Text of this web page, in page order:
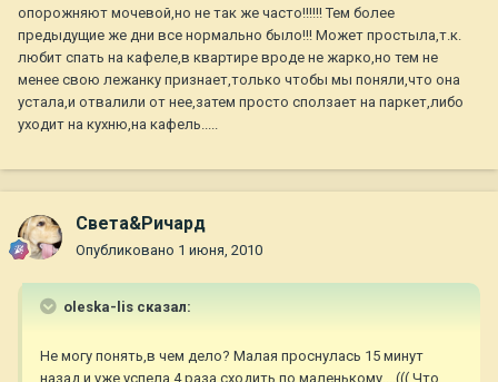
опорожняют мочевой,но не так же часто!!!!!! Тем более
предыдущие же дни все нормально было!!! Может простыла,т.к.
любит спать на кафеле,в квартире вроде не жарко,но тем не
менее свою лежанку признает,только чтобы мы поняли,что она
устала,и отвалили от нее,затем просто сползает на паркет,либо
уходит на кухню,на кафель.....
Света&Ричард
Опубликовано 1 июня, 2010
oleska-lis сказал:
Не могу понять,в чем дело? Малая проснулась 15 минут
назад,и уже успела 4 раза сходить по маленькому....((( Что